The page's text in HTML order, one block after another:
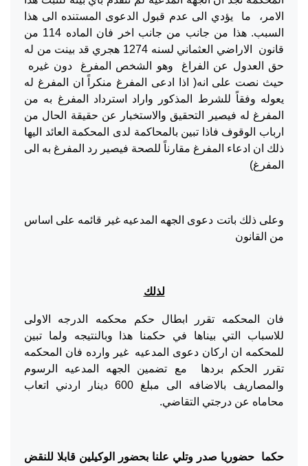
الامر، ما يؤدي الى عدم قبول الدعوى المستنده الى هذا
السبب. هذا من جانب من جانب اخر فان الماده 114 من
قانون الاراضي العثماني لسنه 1274 هجري قد بينت من له
حق العدول عن الفراغ وهو الشخص المفرغ دون غيره
حيث نصت على انه( اذا ادعى المفرغ منكراً ان المفرغ له
يعوله وفقاً للشرط المذكور واراد استرداد المفرغ به من
المفرغ له فيصير التحقيق والاستخبار عن حقيقة الحال من
ارباب الوقوف فاذا تبين بالمحاكمة لدى المحكمة العائد اليها
ذلك ان ادعاء المفرغ مقارناً للصحة فيصير رد المفرغ به الى
المفرغ)
وعلى ذلك باتت دعوى الجهه المدعيه غير قائمه على اساس
من القانون
لذلك
فان المحكمه تقرر ابطال حكم محكمه الدرجه الاولى
للاسباب التي بيناها في حكمنا هذا وبالنتيجه ولما تبين
للمحكمه ان اركان دعوى المدعيه غير وارده فان المحكمه
تقرر الحكم بردها مع تضمين الجهه المدعيه الرسوم
والمصاريف بالاضافه الى مبلغ 600 دينار اردني اتعاب
محاماه عن درجتي التقاضي.
حكما حضوريا صدر وتلي علنا بحضور الوكيلين قابلا للنقض